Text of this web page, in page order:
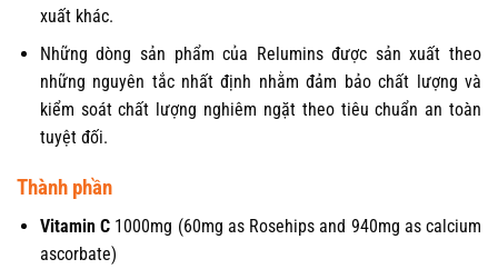
xuất khác.
Những dòng sản phẩm của Relumins được sản xuất theo
những nguyên tắc nhất định nhằm đảm bảo chất lượng và
kiểm soát chất lượng nghiêm ngặt theo tiêu chuẩn an toàn
tuyệt đối.
Thành phần
Vitamin C 1000mg (60mg as Rosehips and 940mg as calcium
ascorbate)